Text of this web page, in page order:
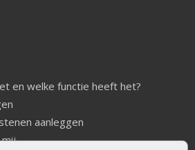
en welke functie heeft het?
aanleggen